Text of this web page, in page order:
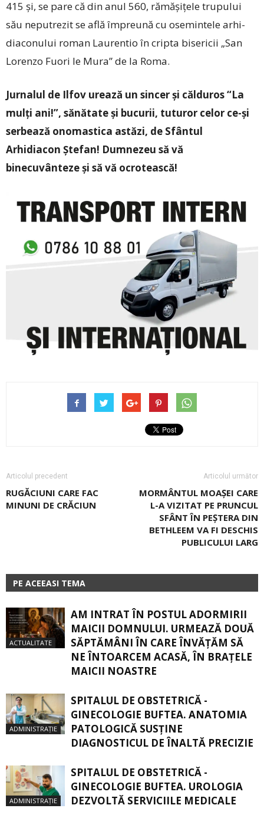
415 şi, se pare că din anul 560, rămăşiţele trupului
său neputrezit se află împreună cu osemintele arhi­
diaconului roman Laurentio în cripta bisericii „San
Lorenzo Fuori le Mura” de la Roma.
Jurnalul de Ilfov urează un sincer și călduros “La
mulți ani!”, sănătate și bucurii, tuturor celor ce-și
serbează onomastica astăzi, de Sfântul
Arhidiacon Ștefan! Dumnezeu să vă
binecuvânteze și să vă ocrotească!
Articolul precedent
RUGĂCIUNI CARE FAC
MINUNI DE CRĂCIUN
Articolul următor
MORMÂNTUL MOAȘEI CARE
L-A VIZITAT PE PRUNCUL
SFÂNT ÎN PEȘTERA DIN
BETHLEEM VA FI DESCHIS
PUBLICULUI LARG
PE ACEEASI TEMA
ACTUALITATE
AM INTRAT ÎN POSTUL ADORMIRII
MAICII DOMNULUI. URMEAZĂ DOUĂ
SĂPTĂMÂNI ÎN CARE ÎNVĂŢĂM SĂ
NE ÎNTOARCEM ACASĂ, ÎN BRAŢELE
MAICII NOASTRE
ADMINISTRAȚIE
SPITALUL DE OBSTETRICĂ -
GINECOLOGIE BUFTEA. ANATOMIA
PATOLOGICĂ SUSŢINE
DIAGNOSTICUL DE ÎNALTĂ PRECIZIE
ADMINISTRAȚIE
SPITALUL DE OBSTETRICĂ -
GINECOLOGIE BUFTEA. UROLOGIA
DEZVOLTĂ SERVICIILE MEDICALE